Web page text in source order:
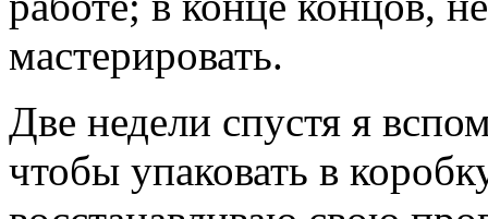
мастерировать.
Две недели спустя я
чтобы упаковать в